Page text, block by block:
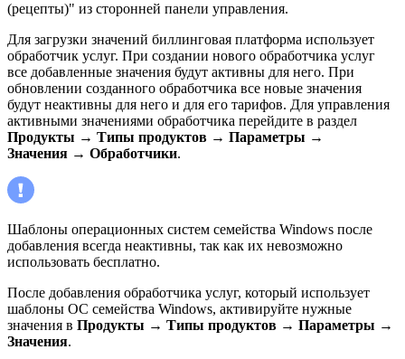
(рецепты)" из сторонней панели управления.
Для загрузки значений биллинговая платформа использует
обработчик услуг. При создании нового обработчика услуг
все добавленные значения будут активны для него. При
обновлении созданного обработчика все новые значения
будут неактивны для него и для его тарифов. Для управления
активными значениями обработчика перейдите в раздел
Продукты → Типы продуктов → Параметры →
Значения → Обработчики.
Шаблоны операционных систем семейства Windows после
добавления всегда неактивны, так как их невозможно
использовать бесплатно.
После добавления обработчика услуг, который использует
шаблоны ОС семейства Windows, активируйте нужные
значения в Продукты → Типы продуктов → Параметры →
Значения.